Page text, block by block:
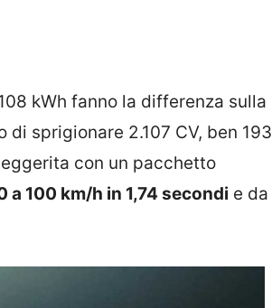
kWh fanno la differenza sulla
sprigionare 2.107 CV, ben 193
con un pacchetto
a 100 km/h in 1,74 secondi e da